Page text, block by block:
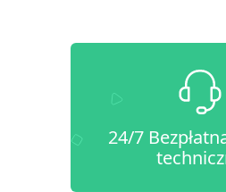
24/7